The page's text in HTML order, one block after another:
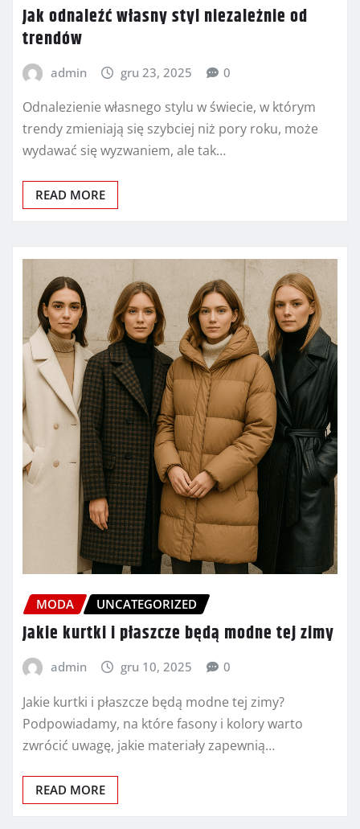
Jak odnaleźć własny styl niezależnie od
trendów
admin gru 23, 2025 0
Odnalezienie własnego stylu w świecie, w którym
trendy zmieniają się szybciej niż pory roku, może
wydawać się wyzwaniem, ale tak…
READ MORE
MODA UNCATEGORIZED
Jakie kurtki i płaszcze będą modne tej zimy
admin gru 10, 2025 0
Jakie kurtki i płaszcze będą modne tej zimy?
Podpowiadamy, na które fasony i kolory warto
zwrócić uwagę, jakie materiały zapewnią…
READ MORE